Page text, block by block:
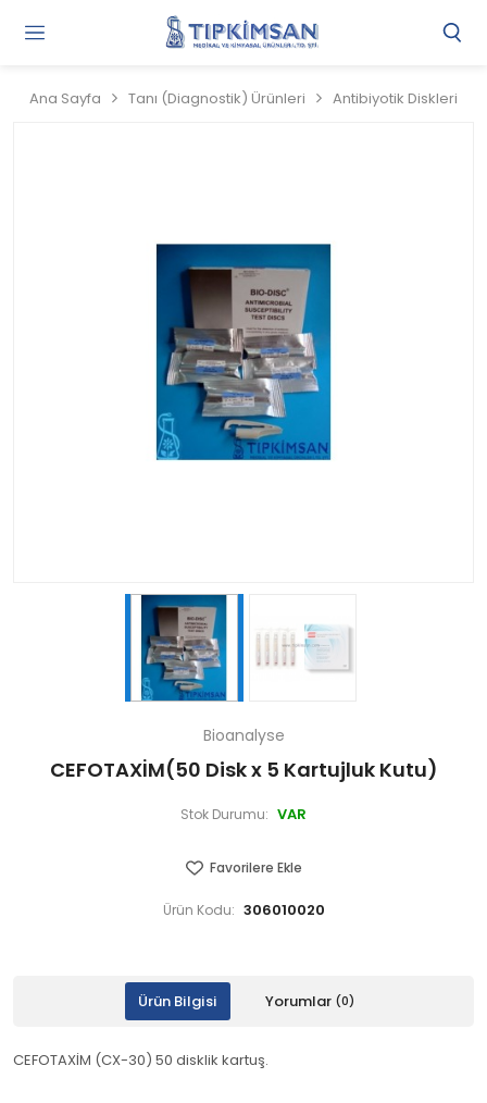
Ana Sayfa Tanı (Diagnostik) Ürünleri Antibiyotik Diskleri
Bioanalyse
CEFOTAXİM(50 Disk x 5 Kartujluk Kutu)
Stok Durumu: VAR
Favorilere Ekle
Ürün Kodu: 306010020
Ürün Bilgisi Yorumlar (0)
CEFOTAXİM (CX-30) 50 disklik kartuş.